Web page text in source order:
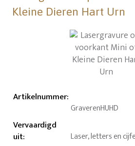
Kleine Dieren Hart Urn
Artikelnummer:
GraverenHUHD
Vervaardigd
uit: Laser, letters en